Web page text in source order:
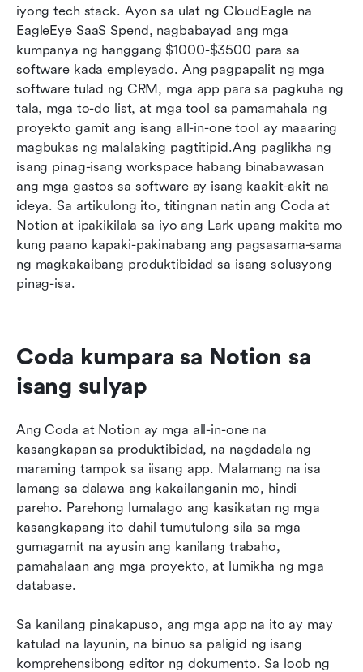
iyong tech stack. Ayon sa ulat ng CloudEagle na
EagleEye SaaS Spend, nagbabayad ang mga
kumpanya ng hanggang $1000-$3500 para sa
software kada empleyado. Ang pagpapalit ng mga
software tulad ng CRM, mga app para sa pagkuha ng
tala, mga to-do list, at mga tool sa pamamahala ng
proyekto gamit ang isang all-in-one tool ay maaaring
magbukas ng malalaking pagtitipid.Ang paglikha ng
isang pinag-isang workspace habang binabawasan
ang mga gastos sa software ay isang kaakit-akit na
ideya. Sa artikulong ito, titingnan natin ang Coda at
Notion at ipakikilala sa iyo ang Lark upang makita mo
kung paano kapaki-pakinabang ang pagsasama-sama
ng magkakaibang produktibidad sa isang solusyong
pinag-isa.
Coda kumpara sa Notion sa
isang sulyap
Ang Coda at Notion ay mga all-in-one na
kasangkapan sa produktibidad, na nagdadala ng
maraming tampok sa iisang app. Malamang na isa
lamang sa dalawa ang kakailanganin mo, hindi
pareho. Parehong lumalago ang kasikatan ng mga
kasangkapang ito dahil tumutulong sila sa mga
gumagamit na ayusin ang kanilang trabaho,
pamahalaan ang mga proyekto, at lumikha ng mga
database.
Sa kanilang pinakapuso, ang mga app na ito ay may
katulad na layunin, na binuo sa paligid ng isang
komprehensibong editor ng dokumento. Sa loob ng